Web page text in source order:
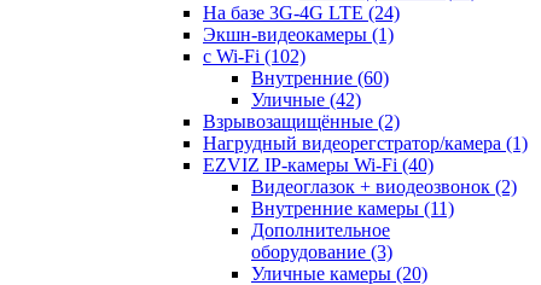
На базе 3G-4G LTE (24)
Экшн-видеокамеры (1)
с Wi-Fi (102)
Внутренние (60)
Уличные (42)
Взрывозащищённые (2)
Нагрудный видеорегстратор/камера (1)
EZVIZ IP-камеры Wi-Fi (40)
Видеоглазок + виодеозвонок (2)
Внутренние камеры (11)
Дополнительное
оборудование (3)
Уличные камеры (20)